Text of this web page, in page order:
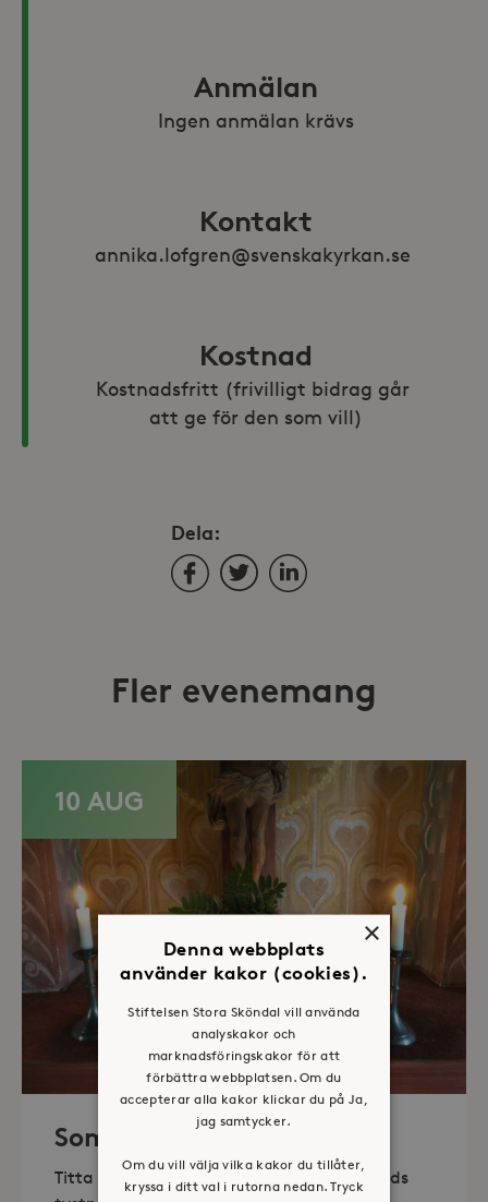
Anmälan
Ingen anmälan krävs
Kontakt
annika.lofgren@svenskakyrkan.se
Kostnad
Kostnadsfritt (frivilligt bidrag går
att ge för den som vill)
Dela:
FacebookTwitterLinkedIn
Fler evenemang
10 AUG
Sommaröppet kapell
Titta in, tänd ett ljus, sitt ned för en stunds
×
Denna webbplats
använder kakor (cookies).
Stiftelsen Stora Sköndal vill använda
analyskakor och
marknadsföringskakor för att
förbättra webbplatsen. Om du
accepterar alla kakor klickar du på Ja,
jag samtycker.
Om du vill välja vilka kakor du tillåter,
kryssa i ditt val i rutorna nedan. Tryck